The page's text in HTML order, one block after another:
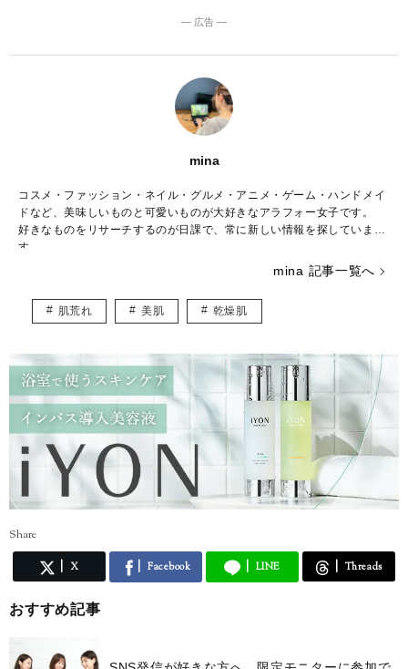
― 広告 ―
mina
コスメ・ファッション・ネイル・グルメ・アニメ・ゲーム・ハンドメイ
ドなど、美味しいものと可愛いものが大好きなアラフォー女子です。
好きなものをリサーチするのが日課で、常に新しい情報を探していま
す。
元保育士で、今はさまざまなジャンルの執筆を行うフリーのWebライタ
読む人の“好き”や“ワクワク”が増えるような情報を発信していきます！
mina 記事一覧へ
肌荒れ 美肌 乾燥肌
Share
X Facebook LINE Threads
おすすめ記事